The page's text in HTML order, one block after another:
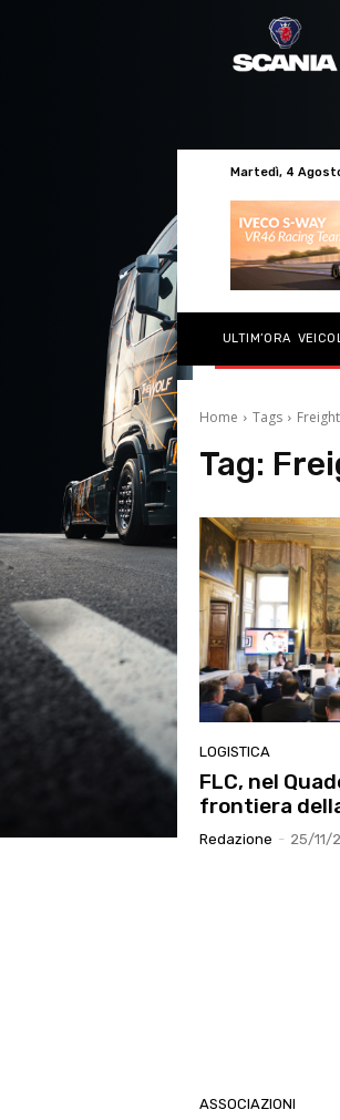
Martedì, 4
ULTIM’ORA
Home Tags
Tag:
LOGISTICA
FLC, nel
frontiera
Redazione - 25/11/
ASSOCIAZIONI